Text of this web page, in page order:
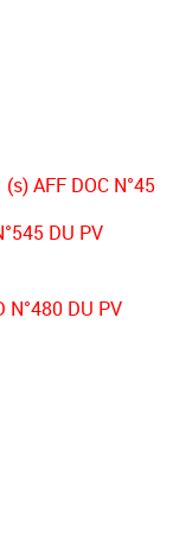
AFF DOC N°45
DU PV
N°480 DU PV